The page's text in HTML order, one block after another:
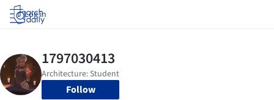
Log in
Follow